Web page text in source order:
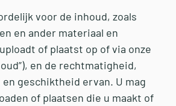
voor de inhoud, zoals
en ander materiaal en
of plaatst op of via onze
en de rechtmatigheid,
geschiktheid ervan. U mag
of plaatsen die u maakt of